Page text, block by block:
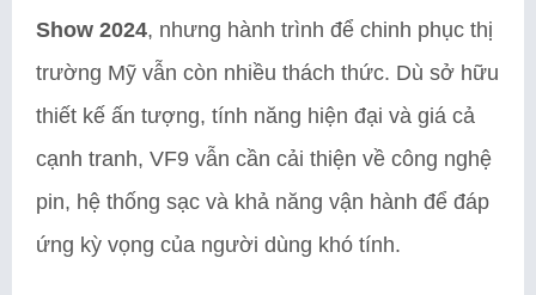
Show 2024, nhưng hành trình để chinh phục thị
trường Mỹ vẫn còn nhiều thách thức. Dù sở hữu
thiết kế ấn tượng, tính năng hiện đại và giá cả
cạnh tranh, VF9 vẫn cần cải thiện về công nghệ
pin, hệ thống sạc và khả năng vận hành để đáp
ứng kỳ vọng của người dùng khó tính.